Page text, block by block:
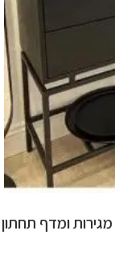
קונסולה שחורה בשילוב עץ ומתכת בעלת 4 מגירות ומדף תחתון